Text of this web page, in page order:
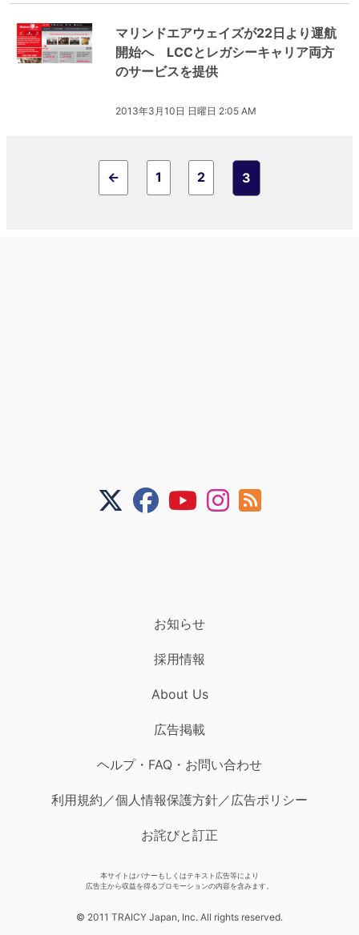
マリンドエアウェイズが22日より運航
開始へ LCCとレガシーキャリア両方
のサービスを提供
2013年3月10日 日曜日 2:05 AM
← 1 2 3
お知らせ
採用情報
About Us
広告掲載
ヘルプ・FAQ・お問い合わせ
利用規約／個人情報保護方針／広告ポリシー
お詫びと訂正
本サイトはバナーもしくはテキスト広告等により
広告主から収益を得るプロモーションの内容を含みます。
© 2011 TRAICY Japan, Inc. All rights reserved.